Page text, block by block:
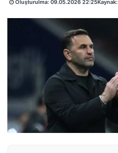
Oluşturulma: 09.05.2026 22:25Kaynak: